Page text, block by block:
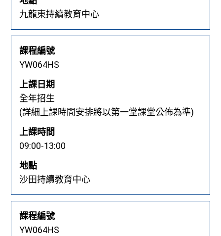
九龍東持續教育中心
課程編號
YW064HS
上課日期
全年招生
(詳細上課時間安排將以第一堂課堂公佈為準)
上課時間
09:00-13:00
地點
沙田持續教育中心
課程編號
YW064HS